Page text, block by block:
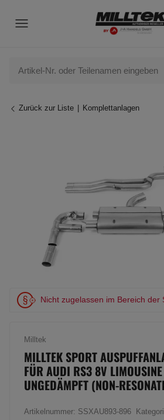
Zurück zur Liste Komplettanlagen
Nicht zugelassen im Bereich der
Milltek
MILLTEK SPORT
FÜR AUDI RS3 8V
UNGEDÄMPFT (NON-
Artikelnummer: SSXAU893-896